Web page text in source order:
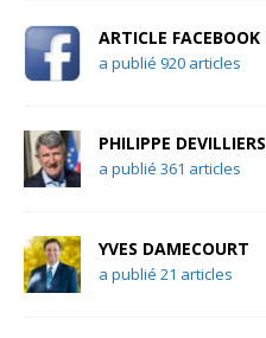
ARTICLE FACEBOOK
a publié 920 articles
PHILIPPE DEVILLIERS
a publié 361 articles
YVES DAMECOURT
a publié 21 articles